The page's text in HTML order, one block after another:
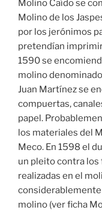
Molino Caído se
Molino de los
por los jerónimos
pretendían
1590 se
molino
Juan Martínez se
compuertas,
papel.
los materiales del
Meco. En 1598 el
un pleito contra los
realizadas en el
considerablemente
molino (ver ficha